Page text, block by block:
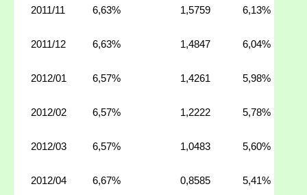
2011/11 6,63% 1,5759 6,13%
2011/12 6,63% 1,4847 6,04%
2012/01 6,57% 1,4261 5,98%
2012/02 6,57% 1,2222 5,78%
2012/03 6,57% 1,0483 5,60%
2012/04 6,67% 0,8585 5,41%